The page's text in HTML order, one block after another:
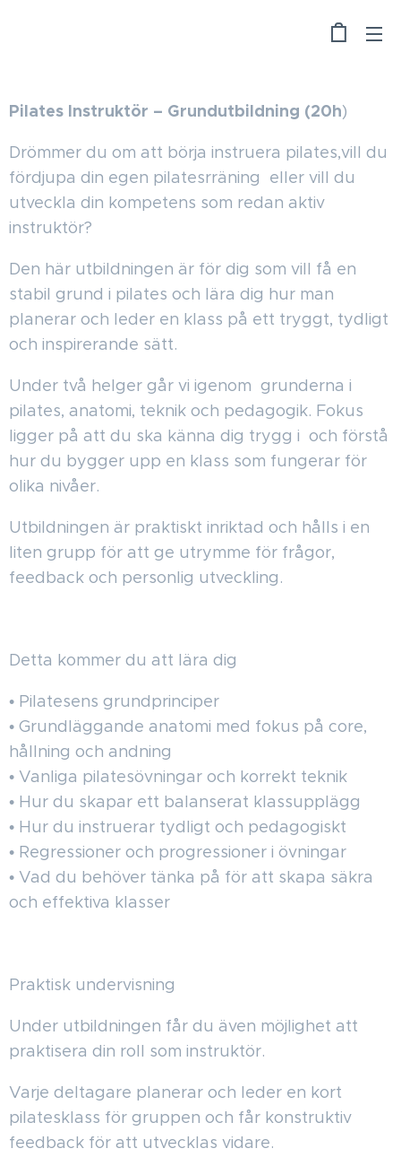
Pilates Instruktör – Grundutbildning (20h)
Drömmer du om att börja instruera pilates,vill du
fördjupa din egen pilatesrräning eller vill du
utveckla din kompetens som redan aktiv
instruktör?
Den här utbildningen är för dig som vill få en
stabil grund i pilates och lära dig hur man
planerar och leder en klass på ett tryggt, tydligt
och inspirerande sätt.
Under två helger går vi igenom grunderna i
pilates, anatomi, teknik och pedagogik. Fokus
ligger på att du ska känna dig trygg i och förstå
hur du bygger upp en klass som fungerar för
olika nivåer.
Utbildningen är praktiskt inriktad och hålls i en
liten grupp för att ge utrymme för frågor,
feedback och personlig utveckling.
Detta kommer du att lära dig
• Pilatesens grundprinciper
• Grundläggande anatomi med fokus på core,
hållning och andning
• Vanliga pilatesövningar och korrekt teknik
• Hur du skapar ett balanserat klassupplägg
• Hur du instruerar tydligt och pedagogiskt
• Regressioner och progressioner i övningar
• Vad du behöver tänka på för att skapa säkra
och effektiva klasser
Praktisk undervisning
Under utbildningen får du även möjlighet att
praktisera din roll som instruktör.
Varje deltagare planerar och leder en kort
pilatesklass för gruppen och får konstruktiv
feedback för att utvecklas vidare.